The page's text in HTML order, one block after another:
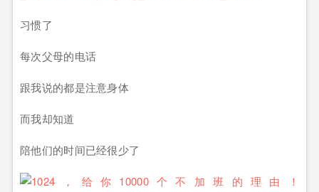
习惯了
每次父母的电话
跟我说的都是注意身体
而我却知道
陪他们的时间已经很少了